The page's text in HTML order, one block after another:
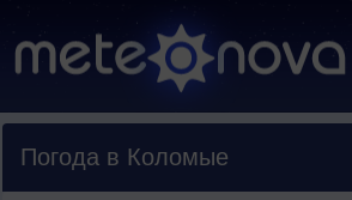
Погода в Коломые